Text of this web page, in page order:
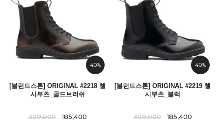
40%
[블런드스톤] ORIGINAL #2218 첼
시부츠_골드브러쉬
309,000 185,400
40%
[블런드스톤] ORIGINAL #2219 첼
시부츠_블랙
309,000 185,400